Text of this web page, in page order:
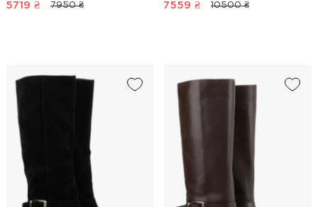
5719 ₴ 7950 ₴ 7559 ₴ 10500 ₴